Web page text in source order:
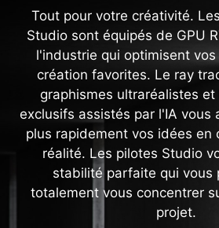
Tout pour votre créativité.
Studio sont équipés de GPU
l'industrie qui optimisent
création favorites. Le ray
graphismes ultraréalistes et
exclusifs assistés par l'IA vous
plus rapidement vos idées en
réalité. Les pilotes Studio
stabilité parfaite qui vous
totalement vous concentrer
projet.